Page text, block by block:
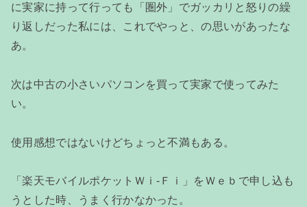
に実家に持って行っても「圏外」でガッカリと怒りの繰
り返しだった私には、これでやっと、の思いがあったな
あ。
次は中古の小さいパソコンを買って実家で使ってみた
い。
使用感想ではないけどちょっと不満もある。
「楽天モバイルポケットＷｉ-Ｆｉ」をＷｅｂで申し込も
うとした時、うまく行かなかった。